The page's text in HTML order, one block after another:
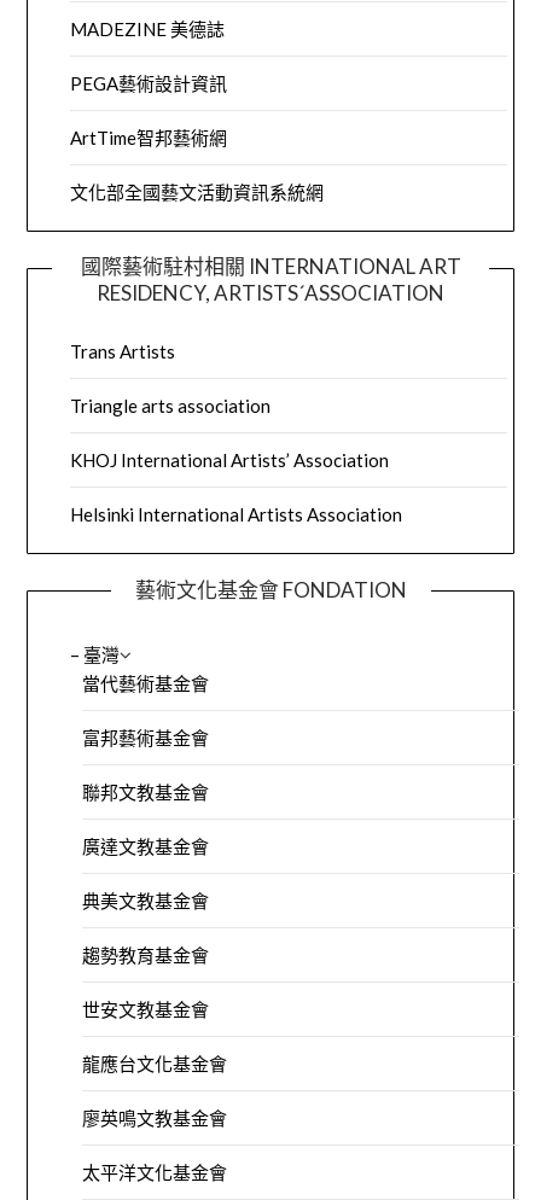
MADEZINE 美德誌
PEGA藝術設計資訊
ArtTime智邦藝術網
文化部全國藝文活動資訊系統網
國際藝術駐村相關 INTERNATIONAL ART
RESIDENCY, ARTISTS´ASSOCIATION
Trans Artists
Triangle arts association
KHOJ International Artists’ Association
Helsinki International Artists Association
藝術文化基金會 FONDATION
– 臺灣
當代藝術基金會
富邦藝術基金會
聯邦文教基金會
廣達文教基金會
典美文教基金會
趨勢教育基金會
世安文教基金會
龍應台文化基金會
廖英鳴文教基金會
太平洋文化基金會